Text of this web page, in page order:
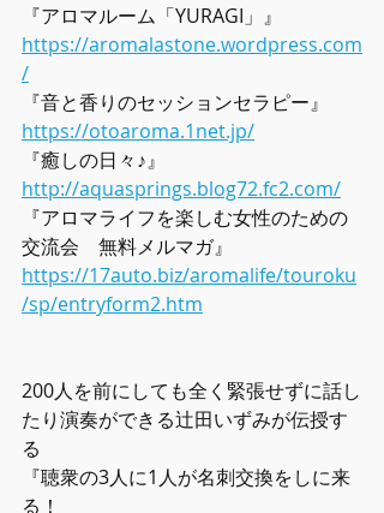
『アロマルーム「YURAGI」』
https://aromalastone.wordpress.com
/
『音と香りのセッションセラピー』
https://otoaroma.1net.jp/
『癒しの日々♪』
http://aquasprings.blog72.fc2.com/
『アロマライフを楽しむ女性のための
交流会　無料メルマガ』
https://17auto.biz/aromalife/touroku
/sp/entryform2.htm
200人を前にしても全く緊張せずに話し
たり演奏ができる辻田いずみが伝授す
る
『聴衆の3人に1人が名刺交換をしに来
る！